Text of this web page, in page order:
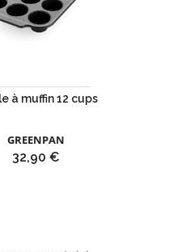
à muffin 12 cups
GREENPAN
Prix
32,90 €